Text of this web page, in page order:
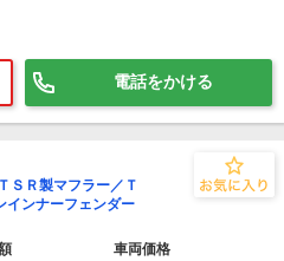
電話をかける
ＳＲ製マフラー／Ｔ
インナーフェンダー
車両価格